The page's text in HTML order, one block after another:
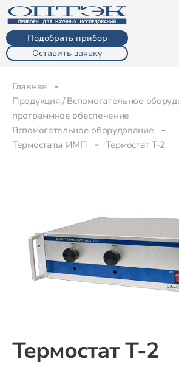
Подобрать прибор
Оставить заявку
Главная
Продукция / Вспомогательное
программное обеспечение
Вспомогательное оборудование
Термостаты ИМП
Термостат Т-2
Термостат Т-2